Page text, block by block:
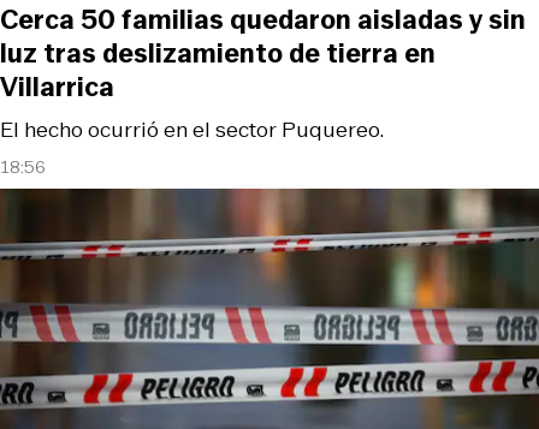
18:56
El hecho ocurrió en el sector Puquereo.
Cerca 50 familias quedaron aisladas y sin
luz tras deslizamiento de tierra en
Villarrica